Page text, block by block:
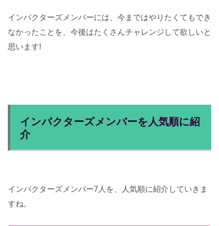
インパクターズメンバーには、今まではやりたくてもでき
なかったことを、今後はたくさんチャレンジして欲しいと
思います!
インパクターズメンバーを人気順に紹
介
インパクターズメンバー7人を、人気順に紹介していきま
すね。